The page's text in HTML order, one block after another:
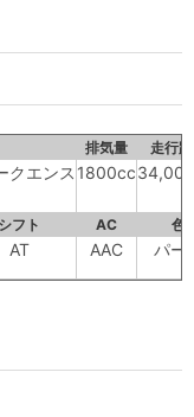
排気量 走行
クエンス 1800cc
シフト AC 色
AT AAC パー